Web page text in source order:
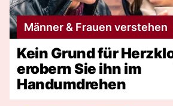
Männer & Frauen verstehen
Kein Grund für
erobern Sie ihn im
Handumdrehen